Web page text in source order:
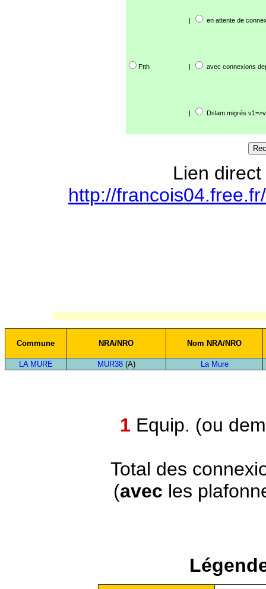
| en attente de
Ftth | avec connexions
| Dslam migrés
Lien
http://
Commune NRA/NRO Nom NRA/NRO
LA MURE MUR38(A) La Mure
1 Equip. (ou
Total des
(avec les